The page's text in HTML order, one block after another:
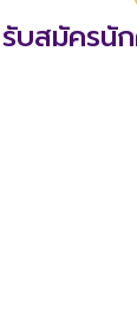
รับสมัครนั